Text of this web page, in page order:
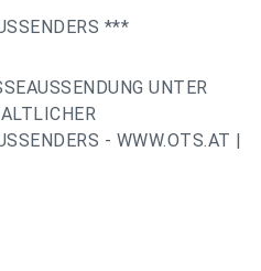
***
UNTER
- WWW.OTS.AT |